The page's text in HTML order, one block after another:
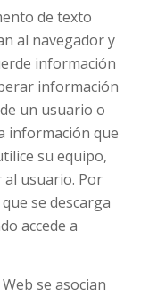
de texto
al navegador y
información
información
un usuario o
información que
su equipo,
usuario. Por
se descarga
accede a
se asocian